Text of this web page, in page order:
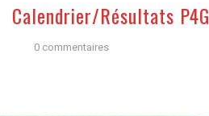
Calendrier/Résultats P4G
0 commentaires